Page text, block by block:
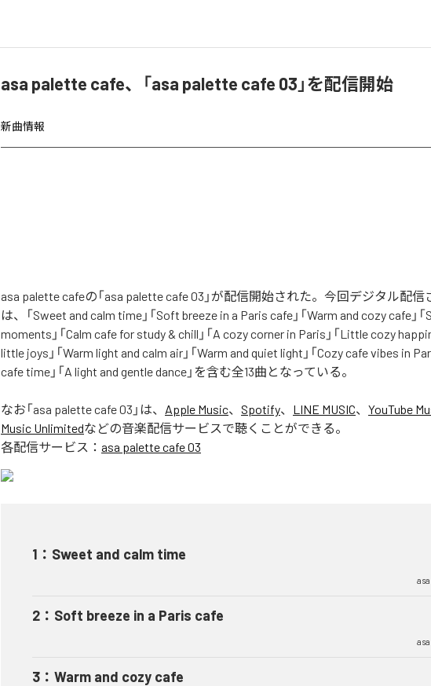
asa palette cafe、「asa palette cafe 03」を配信開始
新曲情報
asa palette cafeの「asa palette cafe 03」が配信開始された。今回デジタル配信
は、「Sweet and calm time」「Soft breeze in a Paris cafe」「Warm and cozy cafe」
moments」「Calm cafe for study & chill」「A cozy corner in Paris」「Little cozy
little joys」「Warm light and calm air」「Warm and quiet light」「Cozy cafe vibes in
cafe time」「A light and gentle dance」を含む全13曲となっている。
なお「asa palette cafe 03 」は、 Apple Music、 Spotify、 LINE MUSIC、 YouTube
Music Unlimitedなどの音楽配信サービスで聴くことができる。
各配信サービス： asa palette cafe 03
1 ： Sweet and calm time
2 ： Soft breeze in a Paris cafe
3 ： Warm and cozy cafe